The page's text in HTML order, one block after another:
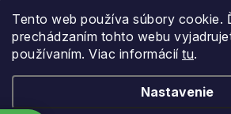
Tento web používa súbory cookie.
prechádzaním tohto webu
používaním. Viac informácií tu.
Nastavenie
OBCHODNÉ PODMIENKY
Zásady spracovania a ochrany
Bootfitting - Tvarovanie Lyžiarok v
Dynamická analýza chodidla
Výhody a zľavy
Garancia najnižšej ceny
Prihlásenie